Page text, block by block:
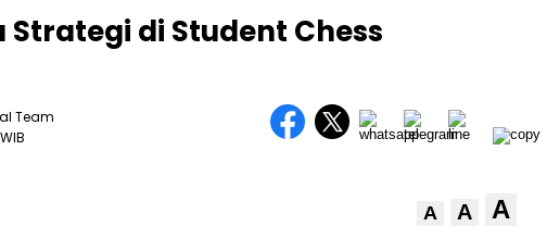
Strategi di Student Chess
Team
A A A